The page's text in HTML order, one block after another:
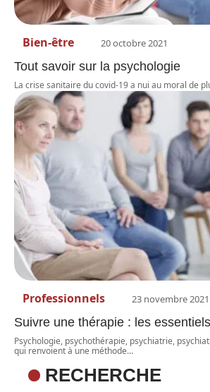
Bien-être 20 octobre 2021
Tout savoir sur la psychologie
La crise sanitaire du covid-19 a nui au moral de
Professionnels 23 novembre 2021
Suivre une thérapie : les essentiels
Psychologie, psychothérapie, psychiatrie,
qui renvoient à une méthode…
RECHERCHE